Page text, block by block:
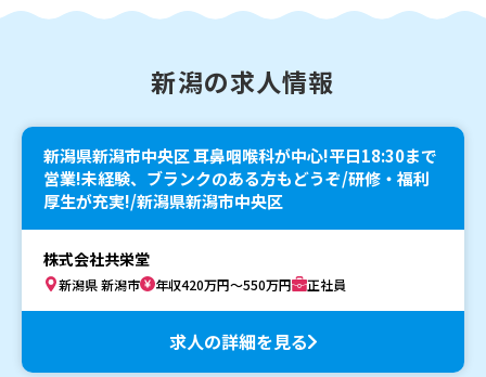
新潟の求人情報
新潟県新潟市中央区 耳鼻咽喉科が中心!平日18:30まで
営業!未経験、ブランクのある方もどうぞ/研修・福利
厚生が充実!/新潟県新潟市中央区
株式会社共栄堂
新潟県 新潟市 年収420万円～550万円 正社員
求人の詳細を見る